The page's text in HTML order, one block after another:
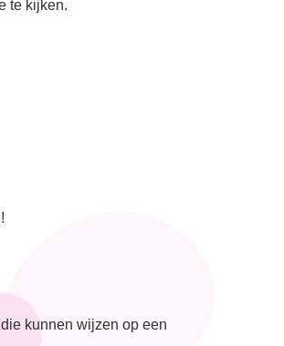
te kijken.
kunnen wijzen op een